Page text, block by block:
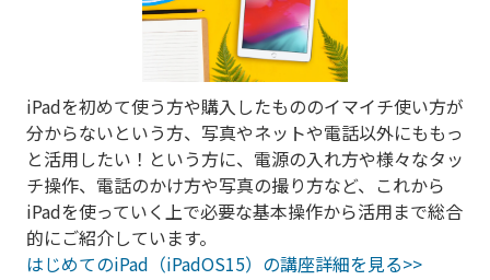
iPadを初めて使う方や購入したもののイマイチ使い方が
分からないという方、写真やネットや電話以外にももっ
と活用したい！という方に、電源の入れ方や様々なタッ
チ操作、電話のかけ方や写真の撮り方など、これから
iPadを使っていく上で必要な基本操作から活用まで総合
的にご紹介しています。
はじめてのiPad（iPadOS15）の講座詳細を見る>>